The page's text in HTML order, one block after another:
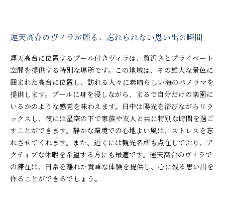
運天高台のヴィラが贈る、忘れられない思い出の瞬間
運天高台に位置するプール付きヴィラは、贅沢さとプライベート
空間を提供する特別な場所です。この地域は、その雄大な景色に
囲まれた高台に位置し、訪れる人々に素晴らしい海のパノラマを
提供します。プールに身を浸しながら、まるで自分だけの楽園に
いるかのような感覚を味わえます。日中は陽光を浴びながらリラ
ックスし、夜には星空の下で家族や友人と共に特別な時間を過ご
すことができます。静かな環境での心地よい風は、ストレスを忘
れさせてくれます。また、近くには観光名所も点在しており、ア
クティブな休暇を希望する方にも最適です。運天高台のヴィラで
の滞在は、日常を離れた貴重な体験を提供し、心に残る思い出を
作ることができるでしょう。